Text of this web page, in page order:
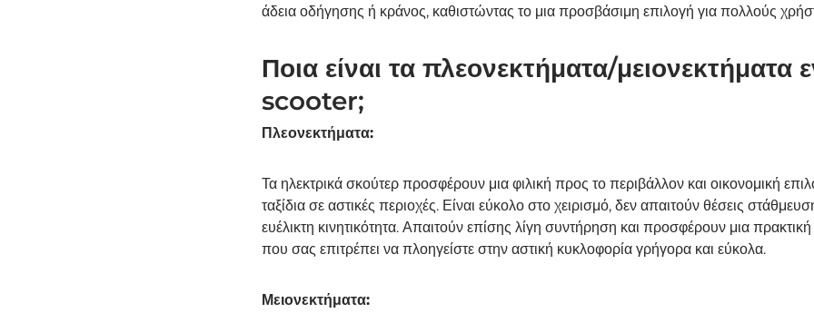
άδεια οδήγησης ή κράνος, καθιστώντας το μια προσβάσιμη επιλογή για πολλούς
Ποια είναι τα πλεονεκτήματα/μειονεκτήματα
scooter;
Πλεονεκτήματα:
Τα ηλεκτρικά σκούτερ προσφέρουν μια φιλική προς το περιβάλλον και οικονομική
ταξίδια σε αστικές περιοχές. Είναι εύκολο στο χειρισμό, δεν απαιτούν θέσεις
ευέλικτη κινητικότητα. Απαιτούν επίσης λίγη συντήρηση και προσφέρουν μια
που σας επιτρέπει να πλοηγείστε στην αστική κυκλοφορία γρήγορα και εύκολα.
Μειονεκτήματα: